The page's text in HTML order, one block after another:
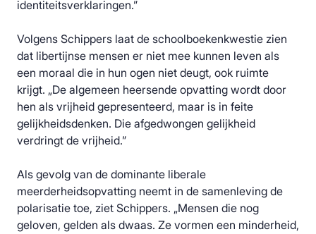
identiteitsverklaringen.”
Volgens Schippers laat de schoolboekenkwestie zien
dat libertijnse mensen er niet mee kunnen leven als
een moraal die in hun ogen niet deugt, ook ruimte
krijgt. „De algemeen heersende opvatting wordt door
hen als vrijheid gepresenteerd, maar is in feite
gelijkheidsdenken. Die afgedwongen gelijkheid
verdringt de vrijheid.”
Als gevolg van de dominante liberale
meerderheidsopvatting neemt in de samenleving de
polarisatie toe, ziet Schippers. „Mensen die nog
geloven, gelden als dwaas. Ze vormen een minderheid,